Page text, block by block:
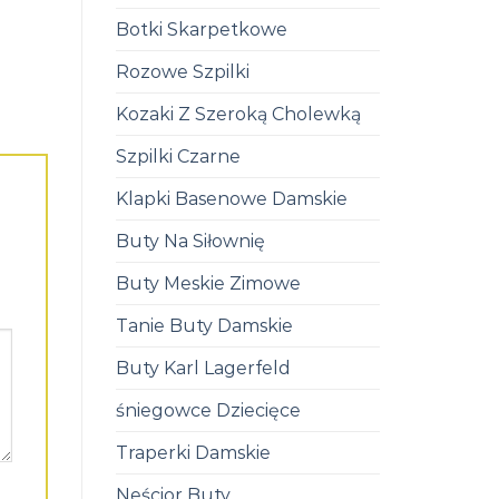
Botki Skarpetkowe
Rozowe Szpilki
Kozaki Z Szeroką Cholewką
Szpilki Czarne
Klapki Basenowe Damskie
Buty Na Siłownię
Buty Meskie Zimowe
Tanie Buty Damskie
Buty Karl Lagerfeld
śniegowce Dziecięce
Traperki Damskie
Neścior Buty